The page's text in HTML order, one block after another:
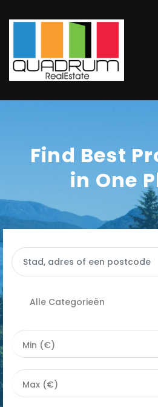
Find Best
in One
Alle Categorieën
Alle categorieën
|-Apartement
|-Commercieel
Min (€)
Max (€)